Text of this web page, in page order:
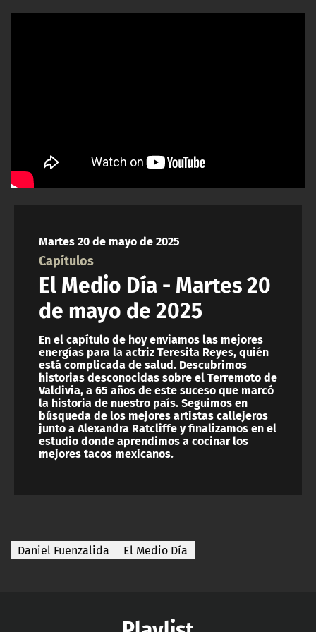
NTV
ÁREA DE PROYECTOS
Martes 20 de mayo de 2025
Capítulos
El Medio Día - Martes 20
de mayo de 2025
En el capítulo de hoy enviamos las mejores
energías para la actriz Teresita Reyes, quién
está complicada de salud. Descubrimos
historias desconocidas sobre el Terremoto de
Valdivia, a 65 años de este suceso que marcó
la historia de nuestro país. Seguimos en
búsqueda de los mejores artistas callejeros
junto a Alexandra Ratcliffe y finalizamos en el
estudio donde aprendimos a cocinar los
mejores tacos mexicanos.
Daniel Fuenzalida El Medio Día